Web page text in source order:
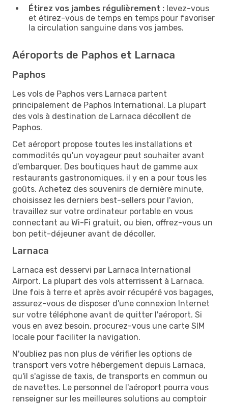
Étirez vos jambes régulièrement : levez-vous
et étirez-vous de temps en temps pour favoriser
la circulation sanguine dans vos jambes.
Aéroports de Paphos et Larnaca
Paphos
Les vols de Paphos vers Larnaca partent
principalement de Paphos International. La plupart
des vols à destination de Larnaca décollent de
Paphos.
Cet aéroport propose toutes les installations et
commodités qu'un voyageur peut souhaiter avant
d'embarquer. Des boutiques haut de gamme aux
restaurants gastronomiques, il y en a pour tous les
goûts. Achetez des souvenirs de dernière minute,
choisissez les derniers best-sellers pour l'avion,
travaillez sur votre ordinateur portable en vous
connectant au Wi-Fi gratuit, ou bien, offrez-vous un
bon petit-déjeuner avant de décoller.
Larnaca
Larnaca est desservi par Larnaca International
Airport. La plupart des vols atterrissent à Larnaca.
Une fois à terre et après avoir récupéré vos bagages,
assurez-vous de disposer d'une connexion Internet
sur votre téléphone avant de quitter l'aéroport. Si
vous en avez besoin, procurez-vous une carte SIM
locale pour faciliter la navigation.
N'oubliez pas non plus de vérifier les options de
transport vers votre hébergement depuis Larnaca,
qu'il s'agisse de taxis, de transports en commun ou
de navettes. Le personnel de l'aéroport pourra vous
renseigner sur les meilleures solutions au comptoir